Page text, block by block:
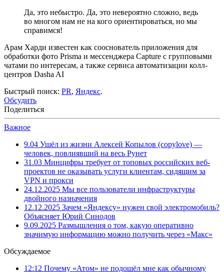
Да, это небыстро. Да, это невероятно сложно, ведь
во многом нам не на кого ориентироваться, но мы
справимся!
Арам Харди известен как сооснователь приложения для
обработки фото Prisma и мессенджера Capture с групповыми
чатами по интересам, а также сервиса автоматизации колл-
центров Dasha AI
Быстрый поиск: PR, Яндекс.
Обсудить
Поделиться
Важное
9.04 Ушёл из жизни Алексей Копылов (copylove) —
человек, повлиявший на весь Рунет
31.03 Минцифры требует от топовых российских веб-
проектов не оказывать услуги клиентам, сидящим за
VPN и прокси
24.12.2025 Мы все пользователи инфраструктуры
двойного назначения
12.12.2025 Зачем «Яндексу» нужен свой электромобиль?
Объясняет Юрий Синодов
9.09.2025 Размышления о том, какую оперативно
значимую информацию можно получить через «Макс»
Обсуждаемое
12:12 Почему «Атом» не подошёл мне как обычному